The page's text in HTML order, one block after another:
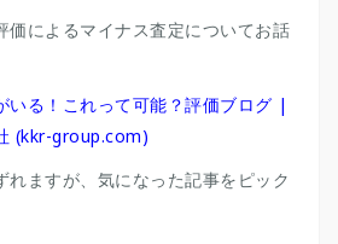
価によるマイナス査定についてお話
いる！これって可能？評価ブログ |
(kkr-group.com)
れますが、気になった記事をピック